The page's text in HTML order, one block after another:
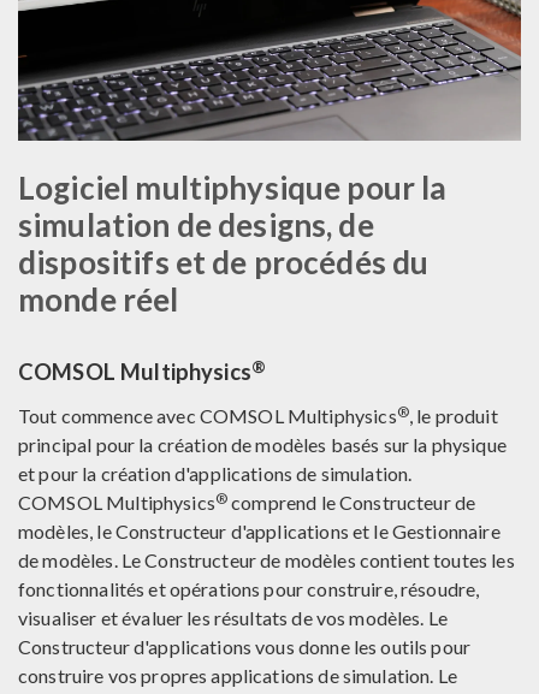
Logiciel multiphysique pour la
simulation de designs, de
dispositifs et de procédés du
monde réel
COMSOL Multiphysics®
Tout commence avec COMSOL Multiphysics®, le produit
principal pour la création de modèles basés sur la physique
et pour la création d'applications de simulation.
COMSOL Multiphysics® comprend le Constructeur de
modèles, le Constructeur d'applications et le Gestionnaire
de modèles. Le Constructeur de modèles contient toutes les
fonctionnalités et opérations pour construire, résoudre,
visualiser et évaluer les résultats de vos modèles. Le
Constructeur d'applications vous donne les outils pour
construire vos propres applications de simulation. Le